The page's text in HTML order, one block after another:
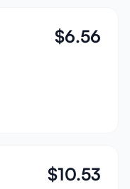
$6.56
$10.53